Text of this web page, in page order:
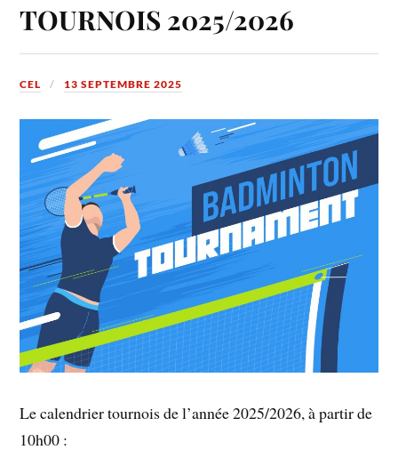
TOURNOIS 2025/2026
CEL 13 SEPTEMBRE 2025
Le calendrier tournois de l’année 2025/2026, à partir de
10h00 :